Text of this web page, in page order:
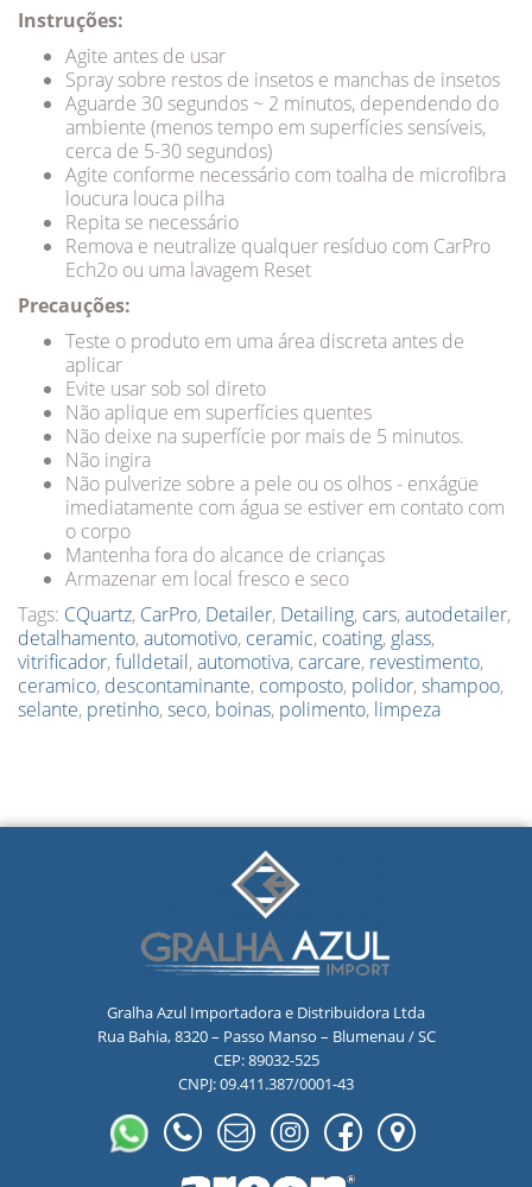
Instruções:
Agite antes de usar
Spray sobre restos de insetos e manchas de insetos
Aguarde 30 segundos ~ 2 minutos, dependendo do
ambiente (menos tempo em superfícies sensíveis,
cerca de 5-30 segundos)
Agite conforme necessário com toalha de microfibra
loucura louca pilha
Repita se necessário
Remova e neutralize qualquer resíduo com CarPro
Ech2o ou uma lavagem Reset
Precauções:
Teste o produto em uma área discreta antes de
aplicar
Evite usar sob sol direto
Não aplique em superfícies quentes
Não deixe na superfície por mais de 5 minutos.
Não ingira
Não pulverize sobre a pele ou os olhos - enxágüe
imediatamente com água se estiver em contato com
o corpo
Mantenha fora do alcance de crianças
Armazenar em local fresco e seco
Tags: CQuartz, CarPro, Detailer, Detailing, cars,autodetailer,
detalhamento,automotivo, ceramic, coating, glass,
vitrificador,fulldetail,automotiva, carcare, revestimento,
ceramico, descontaminante, composto, polidor,shampoo,
selante, pretinho,seco, boinas, polimento, limpeza
Gralha Azul Importadora e Distribuidora Ltda
Rua Bahia, 8320 – Passo Manso – Blumenau / SC
CEP: 89032-525
CNPJ: 09.411.387/0001-43